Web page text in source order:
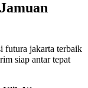
futura jakarta terbaik
siap antar tepat